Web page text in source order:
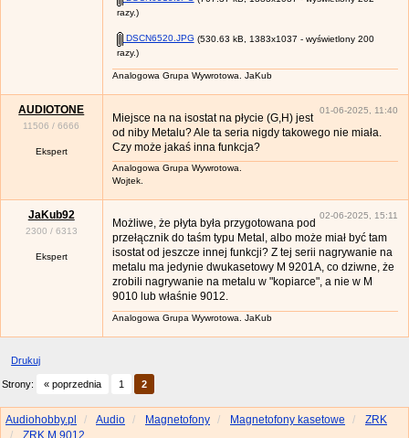
razy.)
DSCN6520.JPG (530.63 kB, 1383x1037 - wyświetlony 200
razy.)
Analogowa Grupa Wywrotowa. JaKub
AUDIOTONE
11506 /6666
Ekspert
01-06-2025, 11:40
Miejsce na na isostat na płycie (G,H) jest
od niby Metalu? Ale ta seria nigdy takowego nie miała.
Czy może jakaś inna funkcja?
Analogowa Grupa Wywrotowa.
Wojtek.
JaKub92
2300 / 6313
Ekspert
02-06-2025, 15:11
Możliwe, że płyta była przygotowana pod
przełącznik do taśm typu Metal, albo może miał być tam
isostat od jeszcze innej funkcji? Z tej serii nagrywanie na
metalu ma jedynie dwukasetowy M 9201A, co dziwne, że
zrobili nagrywanie na metalu w "kopiarce", a nie w M
9010 lub właśnie 9012.
Analogowa Grupa Wywrotowa. JaKub
Drukuj
Strony: « poprzednia 1 2
Audiohobby.pl Audio Magnetofony Magnetofony kasetowe
ZRK
ZRK M 9012